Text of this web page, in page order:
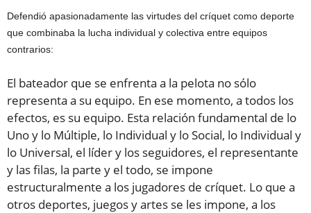
Defendió apasionadamente las virtudes del críquet como deporte
que combinaba la lucha individual y colectiva entre equipos
contrarios:
El bateador que se enfrenta a la pelota no sólo
representa a su equipo. En ese momento, a todos los
efectos, es su equipo. Esta relación fundamental de lo
Uno y lo Múltiple, lo Individual y lo Social, lo Individual y
lo Universal, el líder y los seguidores, el representante
y las filas, la parte y el todo, se impone
estructuralmente a los jugadores de críquet. Lo que a
otros deportes, juegos y artes se les impone, a los